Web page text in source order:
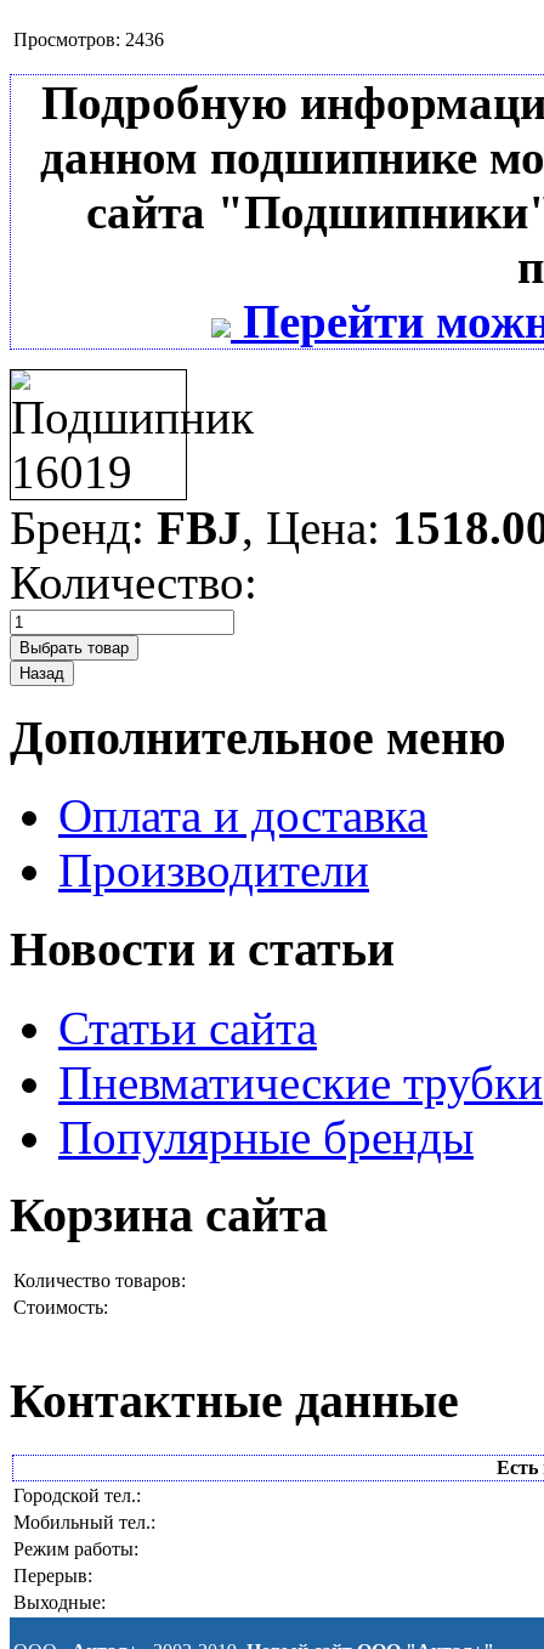
Просмотров: 2436
Подробную
данном подшипнике
сайта
Перейти
Бренд: FBJ, Цена:
Количество:
Дополнительное меню
Оплата и доставка
Производители
Новости и статьи
Статьи сайта
Пневматические трубки
Популярные бренды
Корзина сайта
Количество товаров:
Стоимость:
Контактные данные
Есть
Городской тел.:
Мобильный тел.:
Режим работы:
Перерыв:
Выходные: